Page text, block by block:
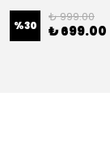
%30
₺ 999.00
₺ 699.00